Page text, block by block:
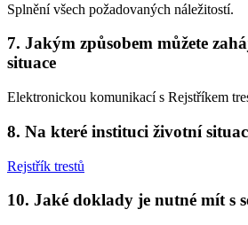
Splnění všech požadovaných náležitostí.
7. Jakým způsobem můžete
situace
Elektronickou komunikací s Rejstříkem
8. Na které instituci životní
Rejstřík trestů
10. Jaké doklady je nutné mít s